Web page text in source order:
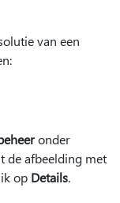
van een
onder
de afbeelding met
op Details.